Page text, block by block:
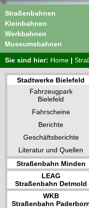
Straßenbahnen
Kleinbahnen
Werkbahnen
Museumsbahnen
Sie sind hier: Home |
Stadtwerke Bielefeld
Fahrzeugpark
Bielefeld
Fahrscheine
Berichte
Geschäftsberichte
Literatur und Quellen
Straßenbahn Minden
LEAG
Straßenbahn Detmold
WKB
Straßenbahn